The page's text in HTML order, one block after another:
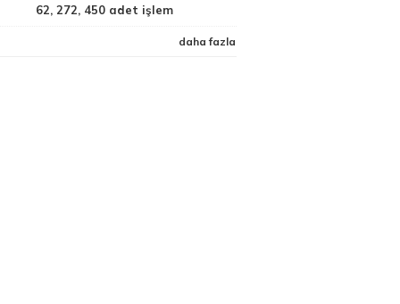
62, 272, 450 adet işlem
daha fazla